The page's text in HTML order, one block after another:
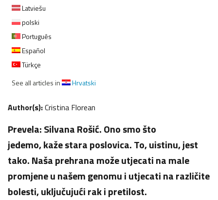
Latviešu
polski
Português
Español
Türkçe
See all articles in
Hrvatski
Author(s):Cristina Florean
Prevela: Silvana Rošić. Ono smo što
jedemo, kaže stara poslovica. To, uistinu, jest
tako. Naša prehrana može utjecati na male
promjene u našem genomu i utjecati na različite
bolesti, uključujući rak i pretilost.